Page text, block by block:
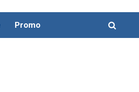
Promo